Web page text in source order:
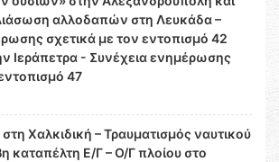
αλλοδαπών στη Λευκάδα –
σχετικά με τον εντοπισμό 42
Ιεράπετρα - Συνέχεια ενημέρωσης
47
Χαλκιδική – Τραυματισμός ναυτικού
καταπέλτη Ε/Γ – Ο/Γ πλοίου στο